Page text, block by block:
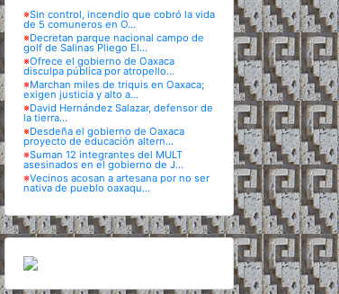
※Sin control, incendio que cobró la vida
de 5 comuneros en O...
※Decretan parque nacional campo de
golf de Salinas Pliego El...
※Ofrece el gobierno de Oaxaca
disculpa pública por atropello...
※Marchan miles de triquis en Oaxaca;
exigen justicia y alto a...
※David Hernández Salazar, defensor de
la tierra...
※Desdeña el gobierno de Oaxaca
proyecto de educación altern...
※Suman 12 integrantes del MULT
asesinados en el gobierno de J...
※Vecinos acosan a artesana por no ser
nativa de pueblo oaxaqu...